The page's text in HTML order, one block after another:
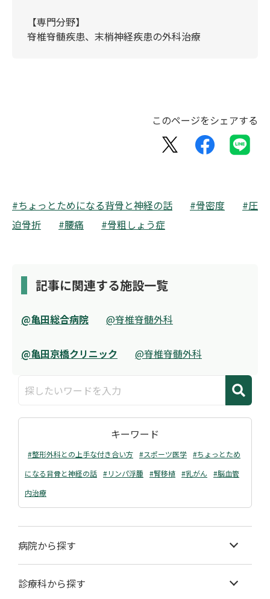
【専門分野】
脊椎脊髄疾患、末梢神経疾患の外科治療
このページをシェアする
#ちょっとためになる背骨と神経の話 #骨密度
#圧
迫骨折
#腰痛 #骨粗しょう症
記事に関連する施設一覧
@亀田総合病院 @脊椎脊髄外科
@亀田京橋クリニック @脊椎脊髄外科
キーワード
#整形外科との上手な付き合い方 #スポーツ医学 #ちょっとため
になる背骨と神経の話 #リンパ浮腫 #腎移植 #乳がん
#脳血管
内治療
病院から探す
診療科から探す